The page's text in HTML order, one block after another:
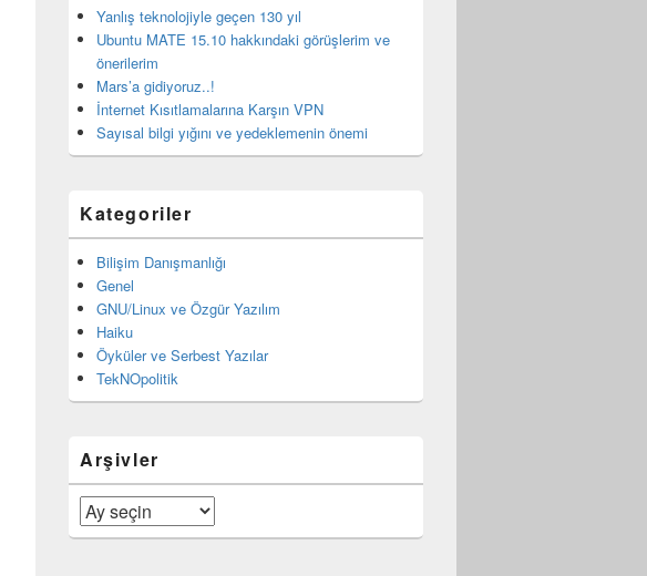
Yanlış teknolojiyle geçen 130 yıl
Ubuntu MATE 15.10 hakkındaki görüşlerim ve
önerilerim
Mars’a gidiyoruz..!
İnternet Kısıtlamalarına Karşın VPN
Sayısal bilgi yığını ve yedeklemenin önemi
Kategoriler
Bilişim Danışmanlığı
Genel
GNU/Linux ve Özgür Yazılım
Haiku
Öyküler ve Serbest Yazılar
TekNOpolitik
Arşivler
Arşivler